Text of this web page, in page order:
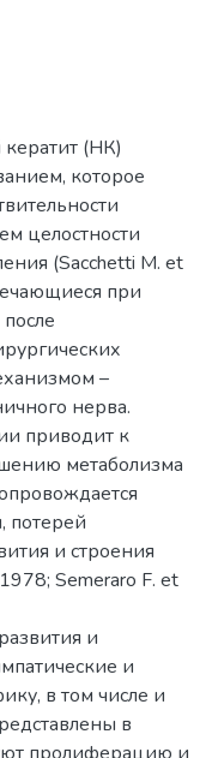
(НК)
которое
целостности
(Sacchetti M. et
при
–
нерва.
приводит к
метаболизма
потерей
и строения
Semeraro F. et
и
и
в том числе и
в